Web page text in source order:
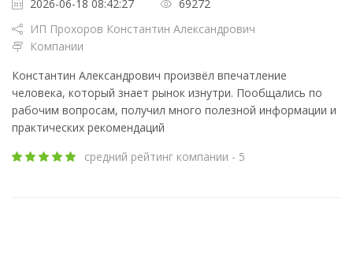
2026-06-18 08:42:27
69272
ИП Прохоров Константин Александрович
Компании
Константин Александрович произвёл впечатление
человека, который знает рынок изнутри. Пообщались по
рабочим вопросам, получил много полезной информации и
практических рекомендаций
средний рейтинг компании - 5